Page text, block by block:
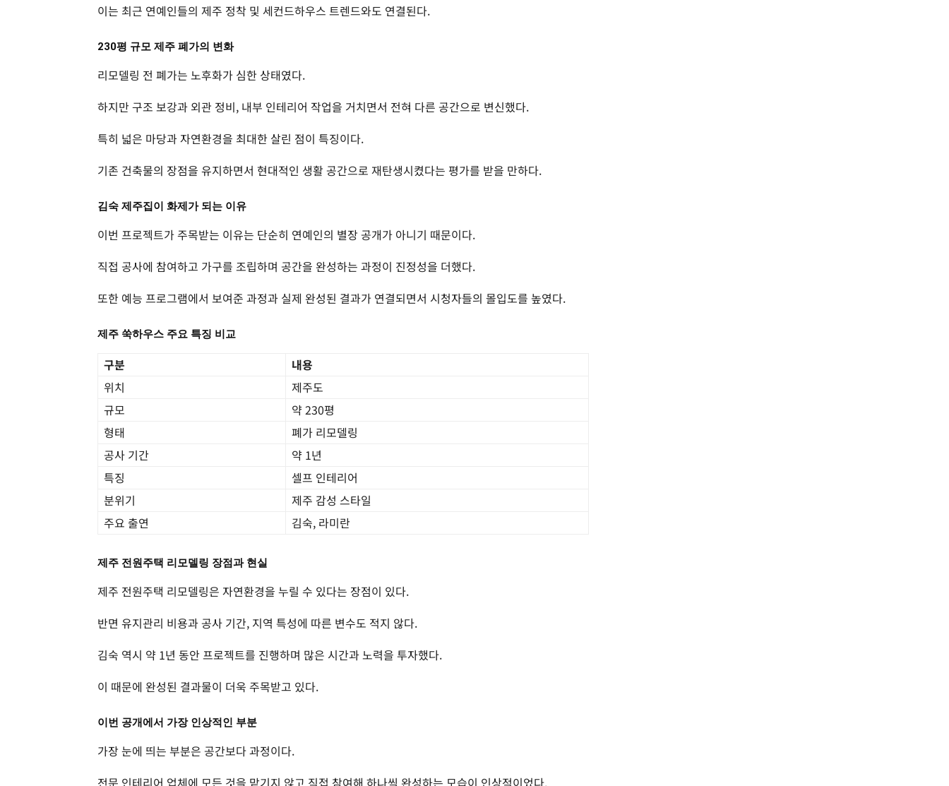
이는 최근 연예인들의 제주 정착 및 세컨드하우스 트렌드와도 연결된다.
230평 규모 제주 폐가의 변화
리모델링 전 폐가는 노후화가 심한 상태였다.
하지만 구조 보강과 외관 정비, 내부 인테리어 작업을 거치면서 전혀 다른 공간으로 변신했다.
특히 넓은 마당과 자연환경을 최대한 살린 점이 특징이다.
기존 건축물의 장점을 유지하면서 현대적인 생활 공간으로 재탄생시켰다는 평가를 받을 만하다.
김숙 제주집이 화제가 되는 이유
이번 프로젝트가 주목받는 이유는 단순히 연예인의 별장 공개가 아니기 때문이다.
직접 공사에 참여하고 가구를 조립하며 공간을 완성하는 과정이 진정성을 더했다.
또한 예능 프로그램에서 보여준 과정과 실제 완성된 결과가 연결되면서 시청자들의 몰입도를 높였다.
제주 쑥하우스 주요 특징 비교
구분
내용
위치
제주도
규모
약 230평
형태
폐가 리모델링
공사 기간
약 1년
특징
셀프 인테리어
분위기
제주 감성 스타일
주요 출연
김숙, 라미란
제주 전원주택 리모델링 장점과 현실
제주 전원주택 리모델링은 자연환경을 누릴 수 있다는 장점이 있다.
반면 유지관리 비용과 공사 기간, 지역 특성에 따른 변수도 적지 않다.
김숙 역시 약 1년 동안 프로젝트를 진행하며 많은 시간과 노력을 투자했다.
이 때문에 완성된 결과물이 더욱 주목받고 있다.
이번 공개에서 가장 인상적인 부분
가장 눈에 띄는 부분은 공간보다 과정이다.
전문 인테리어 업체에 모든 것을 맡기지 않고 직접 참여해 하나씩 완성하는 모습이 인상적이었다.